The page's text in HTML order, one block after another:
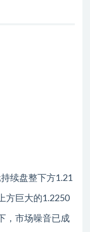
续盘整下方1.21
方巨大的1.2250
，市场噪音已成